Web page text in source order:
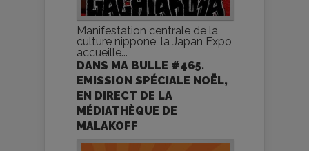
Manifestation centrale de la
culture nippone, la Japan Expo
accueille...
DANS MA BULLE #465.
EMISSION SPÉCIALE NOËL,
EN DIRECT DE LA
MÉDIATHÈQUE DE
MALAKOFF